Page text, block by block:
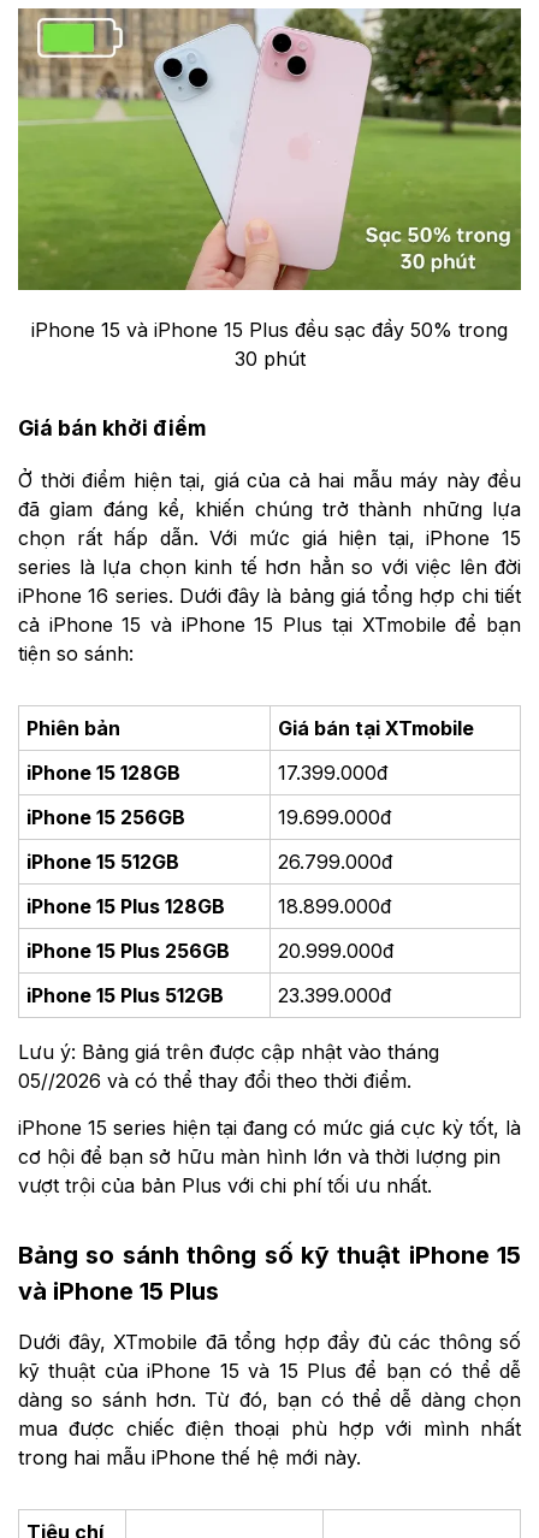
iPhone 15 và iPhone 15 Plus đều sạc đầy 50% trong
30 phút
Giá bán khởi điểm
Ở thời điểm hiện tại, giá của cả hai mẫu máy này đều
đã gỉam đáng kể, khiến chúng trở thành những lựa
chọn rất hấp dẫn. Với mức giá hiện tại, iPhone 15
series là lựa chọn kinh tế hơn hẳn so với việc lên đời
iPhone 16 series. Dưới đây là bảng giá tổng hợp chi tiết
cả iPhone 15 và iPhone 15 Plus tại XTmobile để bạn
tiện so sánh:
Phiên bản
Giá bán tại XTmobile
iPhone 15 128GB
17.399.000đ
iPhone 15 256GB
19.699.000đ
iPhone 15 512GB
26.799.000đ
iPhone 15 Plus 128GB
18.899.000đ
iPhone 15 Plus 256GB
20.999.000đ
iPhone 15 Plus 512GB
23.399.000đ
Lưu ý: Bảng giá trên được cập nhật vào tháng
05//2026 và có thể thay đổi theo thời điểm.
iPhone 15 series hiện tại đang có mức giá cực kỳ tốt, là
cơ hội để bạn sở hữu màn hình lớn và thời lượng pin
vượt trội của bản Plus với chi phí tối ưu nhất.
Bảng so sánh thông số kỹ thuật iPhone 15
và iPhone 15 Plus
Dưới đây, XTmobile đã tổng hợp đầy đủ các thông số
kỹ thuật của iPhone 15 và 15 Plus để bạn có thể dễ
dàng so sánh hơn. Từ đó, bạn có thể dễ dàng chọn
mua được chiếc điện thoại phù hợp với mình nhất
trong hai mẫu iPhone thế hệ mới này.
Tiêu chí